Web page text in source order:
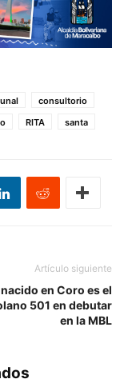
consultorio
RITA santa
Artículo siguiente
en Coro es el
501 en debutar
en la MBL